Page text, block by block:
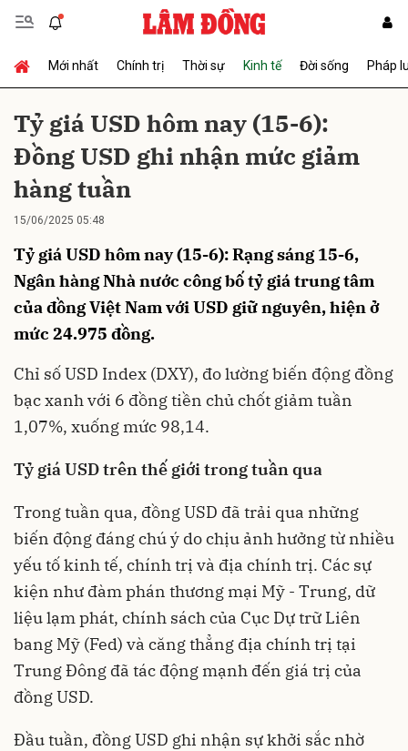
Mới nhất Chính trị Thời sự Kinh tế Đời sống Pháp
Tỷ giá USD hôm nay (15-6):
Đồng USD ghi nhận mức giảm
hàng tuần
15/06/2025 05:48
Tỷ giá USD hôm nay (15-6): Rạng sáng 15-6,
Ngân hàng Nhà nước công bố tỷ giá trung tâm
của đồng Việt Nam với USD giữ nguyên, hiện ở
mức 24.975 đồng.
Chỉ số USD Index (DXY), đo lường biến động đồng
bạc xanh với 6 đồng tiền chủ chốt giảm tuần
1,07%, xuống mức 98,14.
Tỷ giá USD trên thế giới trong tuần qua
Trong tuần qua, đồng USD đã trải qua những
biến động đáng chú ý do chịu ảnh hưởng từ nhiều
yếu tố kinh tế, chính trị và địa chính trị. Các sự
kiện như đàm phán thương mại Mỹ - Trung, dữ
liệu lạm phát, chính sách của Cục Dự trữ Liên
bang Mỹ (Fed) và căng thẳng địa chính trị tại
Trung Đông đã tác động mạnh đến giá trị của
đồng USD.
Đầu tuần, đồng USD ghi nhận sự khởi sắc nhờ
Gửi bình luận
Hủy Gửi